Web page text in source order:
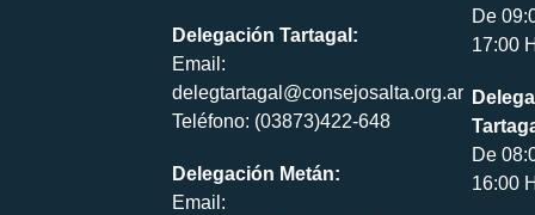
Delegación Tartagal:
Email:
delegtartagal@consejosalta.org.ar
Teléfono: (03873)422-648
Delegación Metán:
Email:
De
17:00
De
16:00